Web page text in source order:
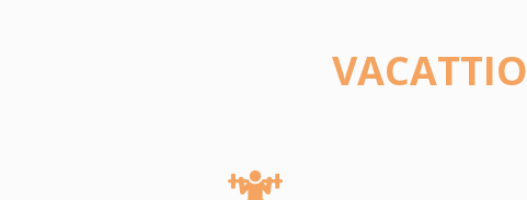
VACATTIO